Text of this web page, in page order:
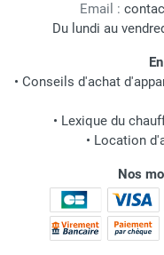
Email :
Du lundi au
• Conseils d'achat
• Lexique du
• Location
Nos